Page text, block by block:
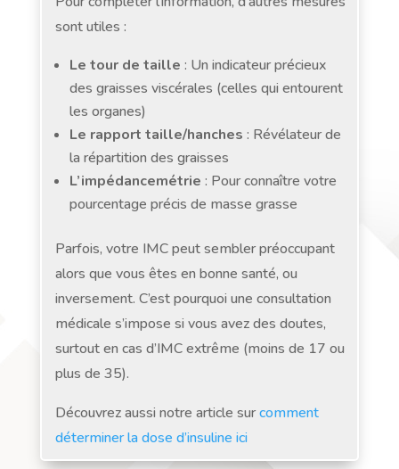
sont utiles :
Le tour de taille : Un indicateur précieux
des graisses viscérales (celles qui entourent
les organes)
Le rapport taille/hanches : Révélateur de
la répartition des graisses
L’impédancemétrie : Pour connaître votre
pourcentage précis de masse grasse
Parfois, votre IMC peut sembler préoccupant
alors que vous êtes en bonne santé, ou
inversement. C’est pourquoi une consultation
médicale s’impose si vous avez des doutes,
surtout en cas d’IMC extrême (moins de 17 ou
plus de 35).
Découvrez aussi notre article surcomment
déterminer la dose d’insuline ici